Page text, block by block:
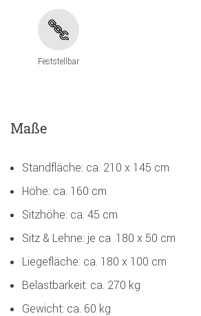
Feststellbar
Maße
Standfläche: ca. 210 x 145 cm
Höhe: ca. 160 cm
Sitzhöhe: ca. 45 cm
Sitz & Lehne: je ca. 180 x 50 cm
Liegefläche: ca. 180 x 100 cm
Belastbarkeit: ca. 270 kg
Gewicht: ca. 60 kg